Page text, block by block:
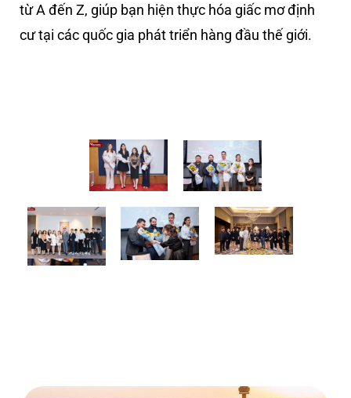
từ A đến Z, giúp bạn hiện thực hóa giấc mơ định
cư tại các quốc gia phát triển hàng đầu thế giới.